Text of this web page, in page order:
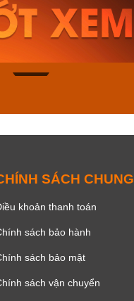
115D-1AVDF
2.823.000₫
2.399.550₫
Mua ngay
SÁCH CHUNG
khoản thanh toán
sách bảo hành
sách bảo mật
sách vận chuyển